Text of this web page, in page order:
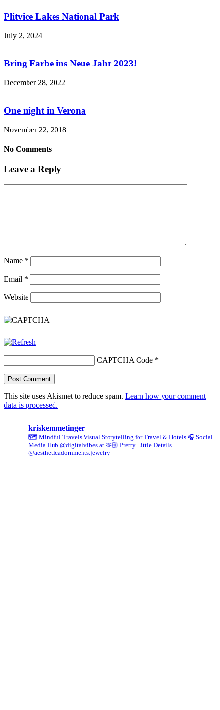
Plitvice Lakes National Park
July 2, 2024
Bring Farbe ins Neue Jahr 2023!
December 28, 2022
One night in Verona
November 22, 2018
No Comments
Leave a Reply
Name *
Email *
Website
CAPTCHA Code *
This site uses Akismet to reduce spam. Learn how your comment
data is processed.
kriskemmetinger
🗺️ Mindful Travels Visual Storytelling for Travel & Hotels 🎧 Social
Media Hub @digitalvibes.at 🫶🏼 Pretty Little Details
@aestheticadornments.jewelry